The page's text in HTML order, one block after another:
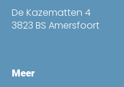
De Kazematten 4
3823 BS Amersfoort
Meer